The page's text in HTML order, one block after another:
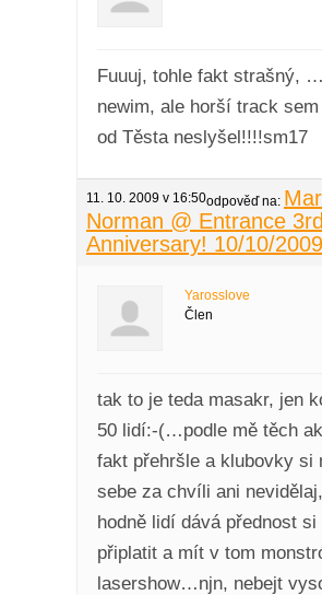
Fuuuj, tohle fakt strašný, …
newim, ale horší track
od Těsta neslyšel!!!!sm17
11. 10. 2009 v 16:50odpověď na:
Norman @ Entrance 3rd
Anniversary! 10/10/2009
Yarosslove
Člen
tak to je teda masakr, jen
50 lidí:-(…podle mě těch
fakt přehršle a klubovky si
sebe za chvíli ani
hodně lidí dává přednost si
připlatit a mít v tom
lasershow…njn, nebejt